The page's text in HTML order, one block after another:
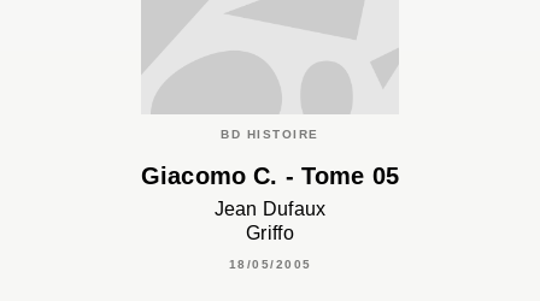
BD HISTOIRE
Giacomo C. - Tome 05
Jean Dufaux
Griffo
18/05/2005